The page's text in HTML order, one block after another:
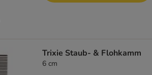
Trixie Staub- & Flohkamm
6 cm